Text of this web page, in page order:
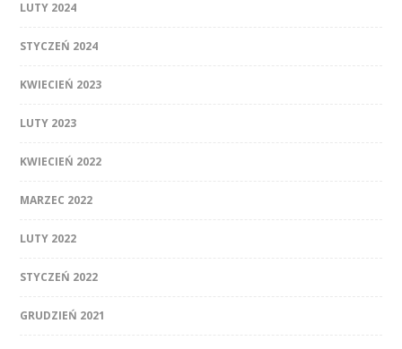
LUTY 2024
STYCZEŃ 2024
KWIECIEŃ 2023
LUTY 2023
KWIECIEŃ 2022
MARZEC 2022
LUTY 2022
STYCZEŃ 2022
GRUDZIEŃ 2021